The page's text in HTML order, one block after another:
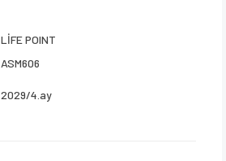
LİFE POINT
ASM606
2029/4.ay